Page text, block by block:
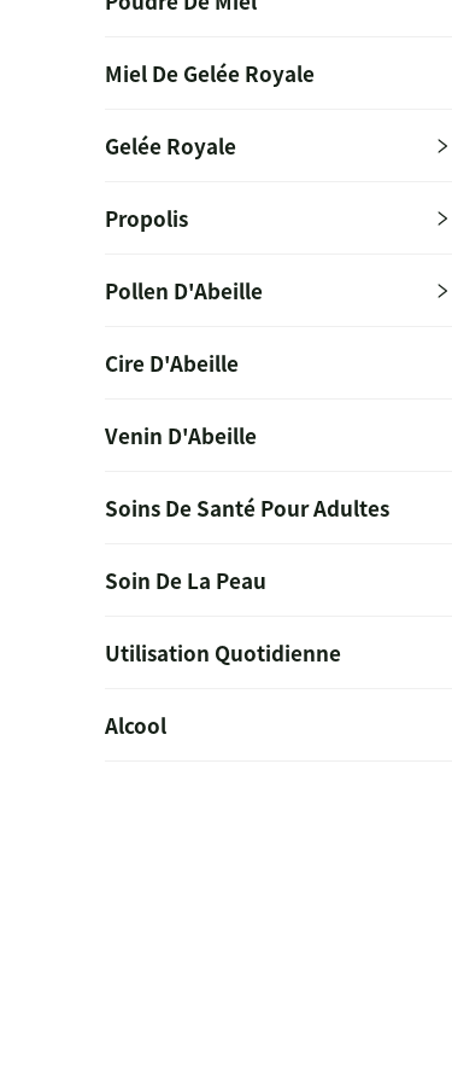
Miel De Gelée Royale
Gelée Royale
Propolis
Pollen D'Abeille
Cire D'Abeille
Venin D'Abeille
Soins De Santé Pour Adultes
Soin De La Peau
Utilisation Quotidienne
Alcool